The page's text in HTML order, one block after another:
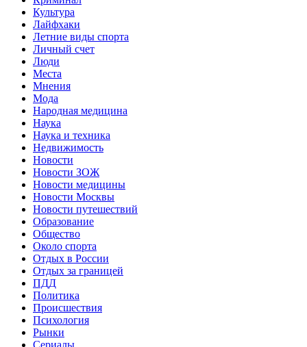
Культура
Лайфхаки
Летние виды спорта
Личный счет
Люди
Места
Мнения
Мода
Народная медицина
Наука
Наука и техника
Недвижимость
Новости
Новости ЗОЖ
Новости медицины
Новости Москвы
Новости путешествий
Образование
Общество
Около спорта
Отдых в России
Отдых за границей
ПДД
Политика
Происшествия
Психология
Рынки
Сериалы